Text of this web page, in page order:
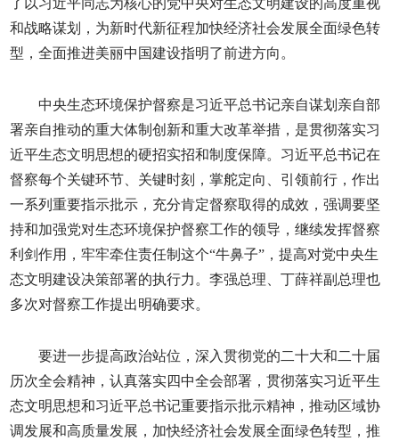
了以习近平同志为核心的党中央对生态文明建设的高度重视
和战略谋划，为新时代新征程加快经济社会发展全面绿色转
型，全面推进美丽中国建设指明了前进方向。
中央生态环境保护督察是习近平总书记亲自谋划亲自部
署亲自推动的重大体制创新和重大改革举措，是贯彻落实习
近平生态文明思想的硬招实招和制度保障。习近平总书记在
督察每个关键环节、关键时刻，掌舵定向、引领前行，作出
一系列重要指示批示，充分肯定督察取得的成效，强调要坚
持和加强党对生态环境保护督察工作的领导，继续发挥督察
利剑作用，牢牢牵住责任制这个“牛鼻子”，提高对党中央生
态文明建设决策部署的执行力。李强总理、丁薛祥副总理也
多次对督察工作提出明确要求。
要进一步提高政治站位，深入贯彻党的二十大和二十届
历次全会精神，认真落实四中全会部署，贯彻落实习近平生
态文明思想和习近平总书记重要指示批示精神，推动区域协
调发展和高质量发展，加快经济社会发展全面绿色转型，推